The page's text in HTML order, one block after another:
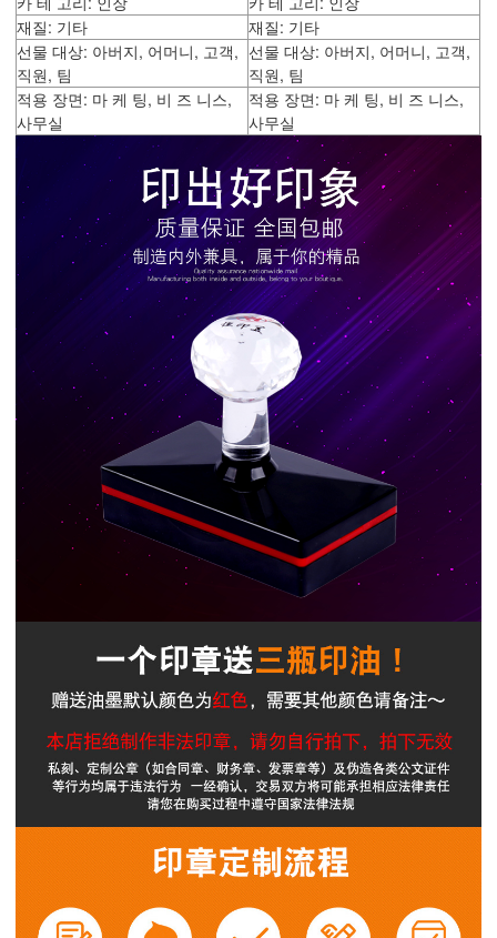
재질: 기타
재질: 기타
선물 대상: 아버지, 어머니, 고객,
직원, 팀
선물 대상: 아버지, 어머니, 고객,
직원, 팀
적용 장면: 마 케 팅, 비 즈 니스,
사무실
적용 장면: 마 케 팅, 비 즈 니스,
사무실